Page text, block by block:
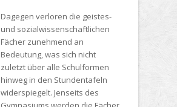
Dagegen verloren die geistes-
und sozialwissenschaftlichen
Fächer zunehmend an
Bedeutung, was sich nicht
zuletzt über alle Schulformen
hinweg in den Stundentafeln
widerspiegelt. Jenseits des